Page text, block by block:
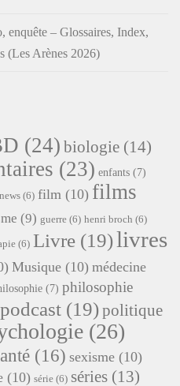
enquête – Glossaires, Index,
(Les Arènes 2026)
(24) biologie (14)
(23) enfants (7)
(6) film (10) films
(9) guerre (6) henri broch (6)
(6) Livre (19)livres
Musique (10) médecine
(7) philosophie
podcast (19)politique
(26)
(16) sexisme (10)
(10) série (6) séries (13)